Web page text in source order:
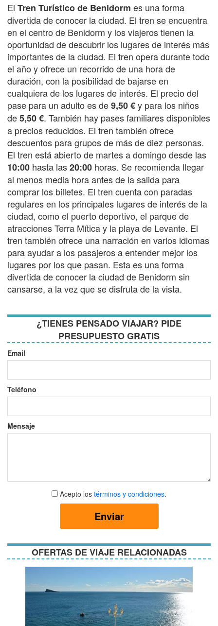
El Tren Turístico de Benidorm es una forma
divertida de conocer la ciudad. El tren se encuentra
en el centro de Benidorm y los viajeros tienen la
oportunidad de descubrir los lugares de interés más
importantes de la ciudad. El tren opera durante todo
el año y ofrece un recorrido de una hora de
duración, con la posibilidad de bajarse en
cualquiera de los lugares de interés. El precio del
pase para un adulto es de9,50 €y para los niños
de5,50 €. También hay pases familiares disponibles
a precios reducidos. El tren también ofrece
descuentos para grupos de más de diez personas.
El tren está abierto de martes a domingo desde las
10:00 hasta las20:00 horas. Se recomienda llegar
al menos media hora antes de la salida para
comprar los billetes. El tren cuenta con paradas
regulares en los principales lugares de interés de la
ciudad, como el puerto deportivo, el parque de
atracciones Terra Mítica y la playa de Levante. El
tren también ofrece una narración en varios idiomas
para ayudar a los pasajeros a entender mejor los
lugares por los que pasan. Esta es una forma
divertida de conocer la ciudad de Benidorm sin
cansarse, a la vez que se disfruta de la vista.
¿TIENES PENSADO VIAJAR? PIDE
PRESUPUESTO GRATIS
Email
Teléfono
Mensaje
Aceptar
términos
Acepto los términos y condiciones.
Enviar
OFERTAS DE VIAJE RELACIONADAS